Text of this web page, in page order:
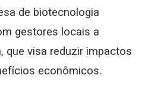
de biotecnologia
gestores locais a
que visa reduzir impactos
econômicos.